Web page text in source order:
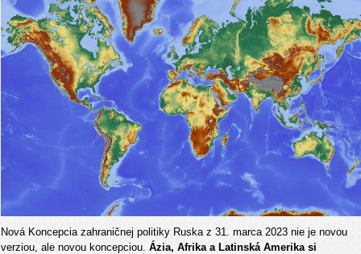
Nová Koncepcia zahraničnej politiky Ruska z 31. marca 2023 nie je novou
verziou, ale novou koncepciou. Ázia, Afrika a Latinská Amerika si